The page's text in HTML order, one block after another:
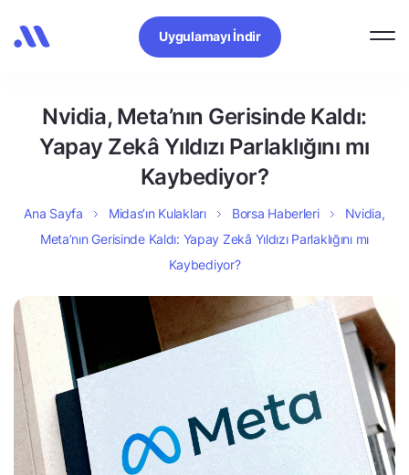
Uygulamayı İndir
Nvidia, Meta’nın Gerisinde Kaldı:
Yapay Zekâ Yıldızı Parlaklığını mı
Kaybediyor?
Ana Sayfa Midas’ın Kulakları Borsa Haberleri
Nvidia,
Meta’nın Gerisinde Kaldı: Yapay Zekâ Yıldızı Parlaklığını mı
Kaybediyor?